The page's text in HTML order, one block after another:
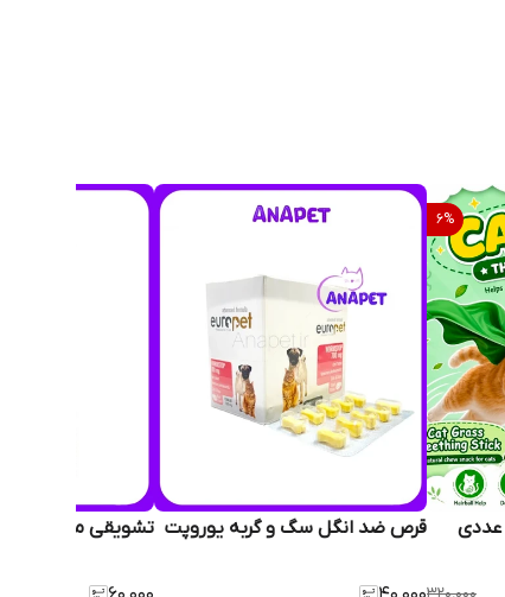
6%
تشویقی کت گراس گربه 6 عددی
قرص ضد انگل سگ و گربه یوروپت تشویقی مدادی